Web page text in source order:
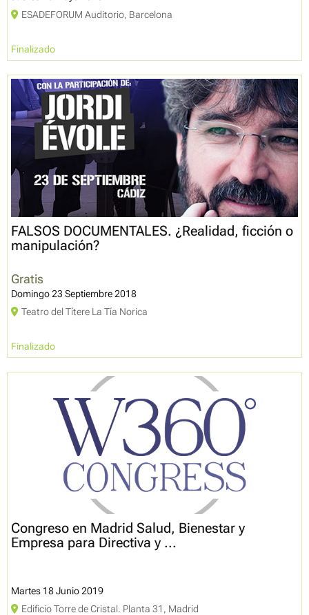
ESADEFORUM Auditorio, Barcelona
Finalizado
FALSOS DOCUMENTALES. ¿Realidad, ficción o
manipulación?
Gratis
Domingo 23 Septiembre 2018
Teatro del Títere La Tía Norica
Finalizado
Congreso en Madrid Salud, Bienestar y
Empresa para Directiva y ...
Martes 18 Junio 2019
Edificio Torre de Cristal. Planta 31, Madrid